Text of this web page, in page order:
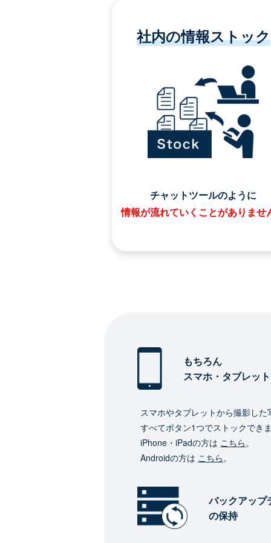
社内の情報ストック
チャットツールのように
情報が流れていくことがありませ
もちろん
スマホ・タブレッ
スマホやタブレットから撮影した
すべてボタン1つでストックでき
iPhone・iPadの方は こちら。
Androidの方は こちら。
バックアップ
の保持